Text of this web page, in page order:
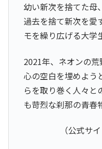
幼い新次を捨てた母
過去を捨て新次を愛
モを繰り広げる大学
2021年、ネオンの
心の空白を埋めよう
らを取り巻く人々と
も苛烈な刹那の青春
（公式サ